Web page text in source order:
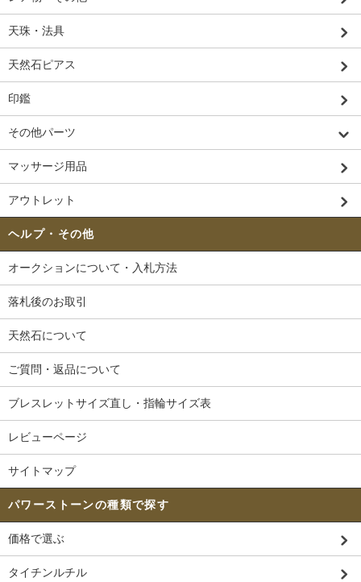
天珠・法具
天然石ピアス
印鑑
その他パーツ
マッサージ用品
アウトレット
ヘルプ・その他
オークションについて・入札方法
落札後のお取引
天然石について
ご質問・返品について
ブレスレットサイズ直し・指輪サイズ表
レビューページ
サイトマップ
パワーストーンの種類で探す
価格で選ぶ
タイチンルチル